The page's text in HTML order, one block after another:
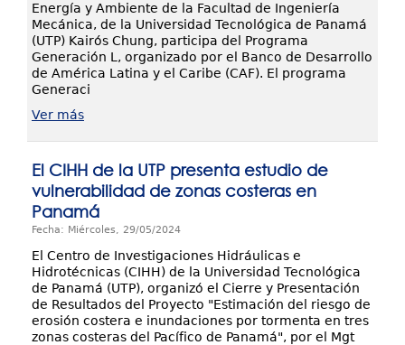
Energía y Ambiente de la Facultad de Ingeniería
Mecánica, de la Universidad Tecnológica de Panamá
(UTP) Kairós Chung, participa del Programa
Generación L, organizado por el Banco de Desarrollo
de América Latina y el Caribe (CAF). El programa
Generaci
Ver más
El CIHH de la UTP presenta estudio de
vulnerabilidad de zonas costeras en
Panamá
Fecha: Miércoles, 29/05/2024
El Centro de Investigaciones Hidráulicas e
Hidrotécnicas (CIHH) de la Universidad Tecnológica
de Panamá (UTP), organizó el Cierre y Presentación
de Resultados del Proyecto "Estimación del riesgo de
erosión costera e inundaciones por tormenta en tres
zonas costeras del Pacífico de Panamá", por el Mgt